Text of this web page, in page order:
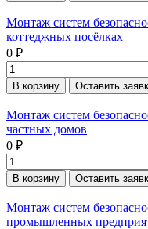
Монтаж систем
коттеджных посёлках
0 ₽
В корзину Оставить
Монтаж систем
частных домов
0 ₽
В корзину Оставить
Монтаж систем
промышленных